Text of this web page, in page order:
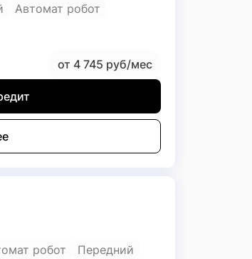
Автомат робот
от 4 745 руб/мес
робот Передний